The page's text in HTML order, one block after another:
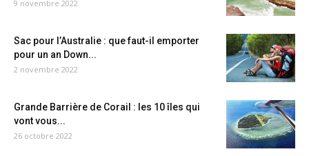
9 novembre 2022
Sac pour l’Australie : que faut-il emporter
pour un an Down...
2 novembre 2022
Grande Barrière de Corail : les 10 îles qui
vont vous...
26 octobre 2022